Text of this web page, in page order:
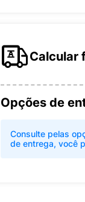
Calcular
Opções de
Consulte pelas
de entrega, você